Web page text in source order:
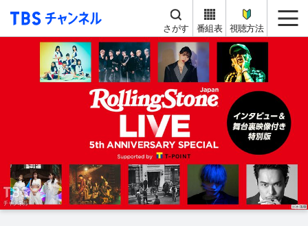
TBS チャンネル
さがす 番組表 視聴方法